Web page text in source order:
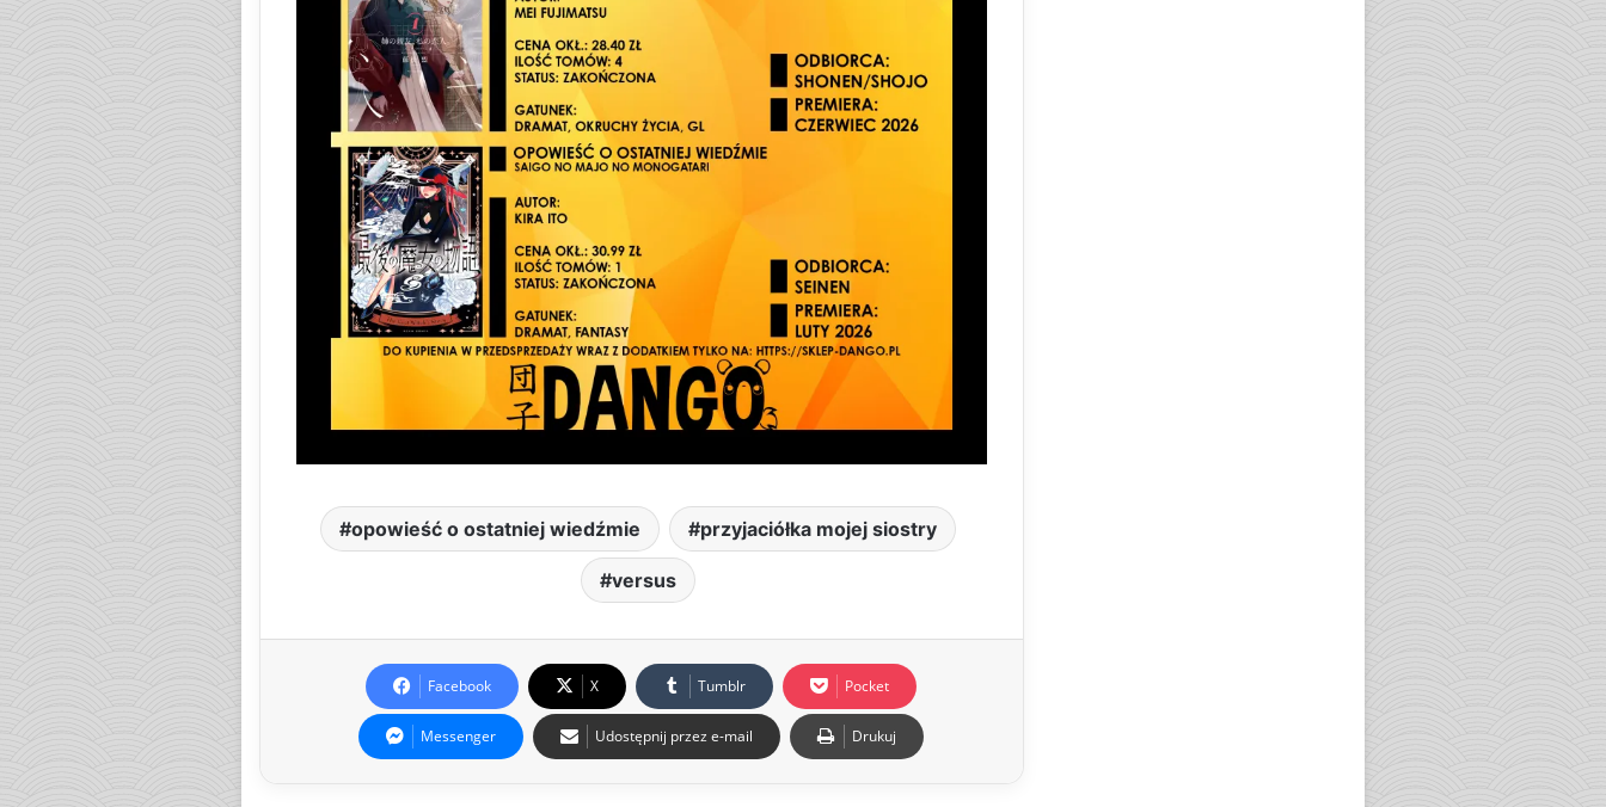
opowieść o ostatniej wiedźmie przyjaciółka mojej siostry
versus
Facebook X Tumblr Pocket
Messenger Udostępnij przez e-mail Drukuj